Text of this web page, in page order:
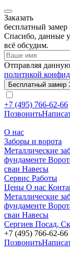
Заказать
бесплатный замер
Спасибо, данные
всё обсудим.
Отправляя
политикой
Бесплатный замер
+7 (495) 766-62-66
Позвонить
О нас
Заборы и ворота
Металлические
фундаменте
сваи Навесы
Сервис Работы
Цены О нас
Металлические
фундаменте
сваи Навесы
Сергиев Посад,
+7 (495) 766-62-66
Позвонить